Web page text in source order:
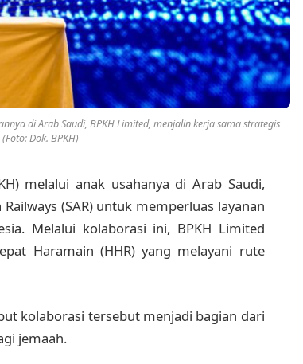
di Arab Saudi, BPKH Limited, menjalin kerja sama strategis
Dok. BPKH)
melalui anak usahanya di Arab Saudi,
(SAR) untuk memperluas layanan
Melalui kolaborasi ini, BPKH Limited
Haramain (HHR) yang melayani rute
kolaborasi tersebut menjadi bagian dari
jemaah.